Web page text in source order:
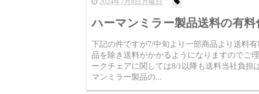
2024年7月8日月曜日
ハーマンミラー製品送料の有
下記の件ですが7/中旬より一部商品より送料
品を除き送料がかかるようになりますのでご
ークチェアに関しては8/1以降も送料当社負
マンミラー製品の...